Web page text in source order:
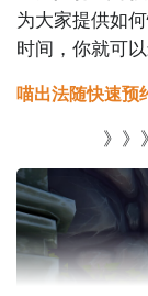
为大家提供如
时间，你就可
喵出法随快速预
》》